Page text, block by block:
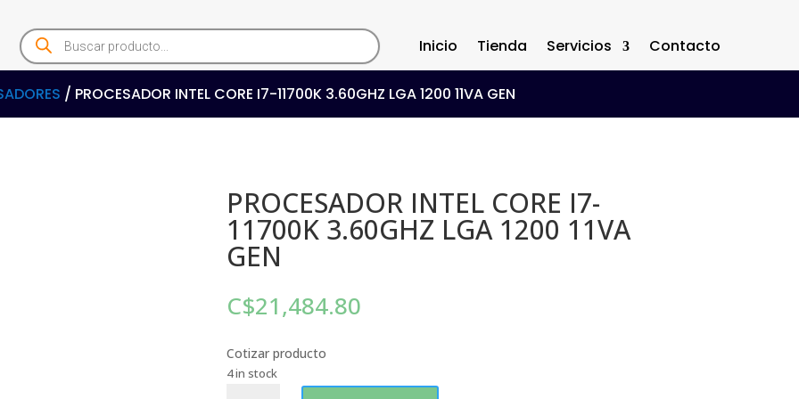
Products
search Inicio Tienda Servicios Contacto
/ PROCESADOR INTEL CORE I7-11700K 3.60GHZ LGA 1200 11VA GEN
PROCESADOR INTEL CORE I7-
11700K 3.60GHZ LGA 1200 11VA
GEN
C$21,484.80
Cotizar producto
4 in stock
PROCESADOR